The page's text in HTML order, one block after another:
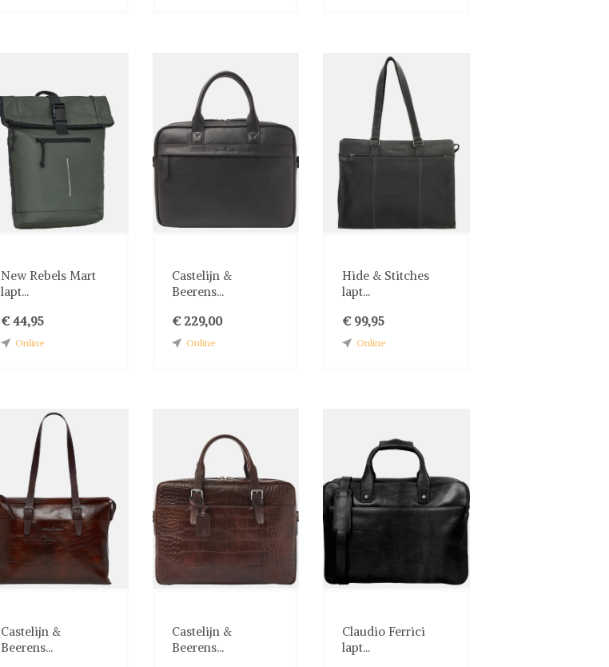
New Rebels Mart
lapt...
€ 44,95
Online
Castelijn &
Beerens...
€ 229,00
Online
Hide & Stitches
lapt...
€ 99,95
Online
Castelijn &
Beerens...
Castelijn &
Beerens...
Claudio Ferrici
lapt...